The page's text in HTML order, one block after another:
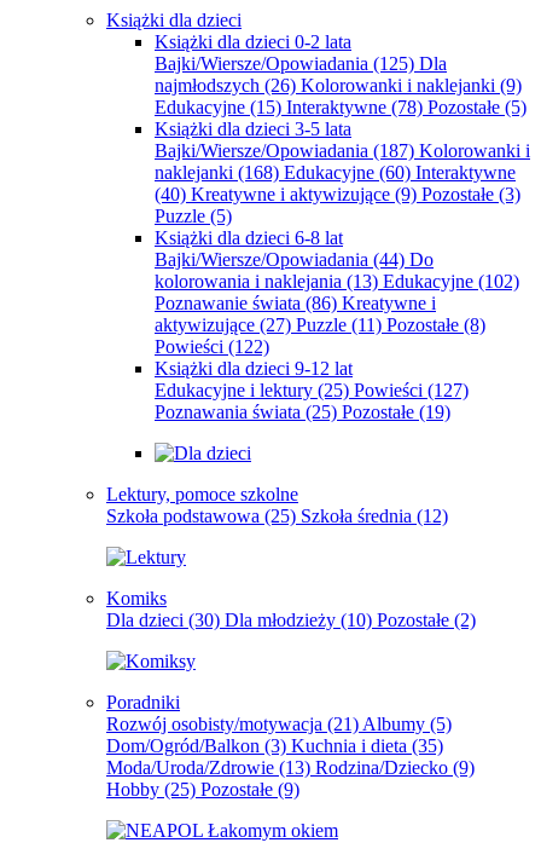
Książki dla dzieci
Książki dla dzieci 0-2 lata
Bajki/Wiersze/Opowiadania (125) Dla
najmłodszych (26) Kolorowanki i naklejanki (9)
Edukacyjne (15) Interaktywne (78) Pozostałe (5)
Książki dla dzieci 3-5 lata
Bajki/Wiersze/Opowiadania (187) Kolorowanki i
naklejanki (168) Edukacyjne (60) Interaktywne
(40) Kreatywne i aktywizujące (9) Pozostałe (3)
Puzzle (5)
Książki dla dzieci 6-8 lat
Bajki/Wiersze/Opowiadania (44) Do
kolorowania i naklejania (13) Edukacyjne (102)
Poznawanie świata (86) Kreatywne i
aktywizujące (27) Puzzle (11) Pozostałe (8)
Powieści (122)
Książki dla dzieci 9-12 lat
Edukacyjne i lektury (25) Powieści (127)
Poznawania świata (25) Pozostałe (19)
Lektury, pomoce szkolne
Szkoła podstawowa (25) Szkoła średnia (12)
Komiks
Dla dzieci (30) Dla młodzieży (10) Pozostałe (2)
Poradniki
Rozwój osobisty/motywacja (21) Albumy (5)
Dom/Ogród/Balkon (3) Kuchnia i dieta (35)
Moda/Uroda/Zdrowie (13) Rodzina/Dziecko (9)
Hobby (25) Pozostałe (9)